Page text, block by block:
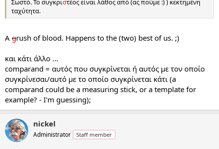
Σωστό. Το συγκριστέος είναι λάθος από (ας πούμε :) ) κεκτημένη
ταχύτητα.
A grush of blood. Happens to the (two) best of us. ;)
και κάτι άλλο ...
comparand = αυτός που συγκρίνεται ή αυτός με τον οποίο
συγκρίνεσαι/αυτό με το οποίο συγκρίνεται κάτι (a
comparand could be a measuring stick, or a template for
example? - I'm guessing);
nickel
Administrator Staff member